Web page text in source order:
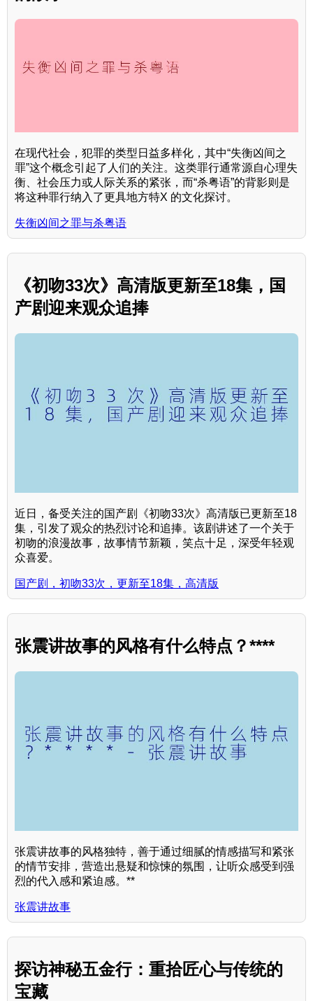
在现代社会，犯罪的类型日益多样化，其中“失衡凶间之
罪”这个概念引起了人们的关注。这类罪行通常源自心理失
衡、社会压力或人际关系的紧张，而“杀粤语”的背影则是
将这种罪行纳入了更具地方特X 的文化探讨。
失衡凶间之罪与杀粤语
《初吻33次》高清版更新至18集，国
产剧迎来观众追捧
近日，备受关注的国产剧《初吻33次》高清版已更新至18
集，引发了观众的热烈讨论和追捧。该剧讲述了一个关于
初吻的浪漫故事，故事情节新颖，笑点十足，深受年轻观
众喜爱。
国产剧，初吻33次，更新至18集，高清版
张震讲故事的风格有什么特点？****
张震讲故事的风格独特，善于通过细腻的情感描写和紧张
的情节安排，营造出悬疑和惊悚的氛围，让听众感受到强
烈的代入感和紧迫感。**
张震讲故事
探访神秘五金行：重拾匠心与传统的
宝藏